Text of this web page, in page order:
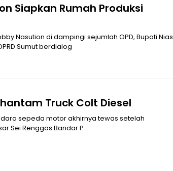
Siapkan Rumah Produksi
Nasution di dampingi sejumlah OPD, Bupati Nias
dan aggota DPRD Sumut berdialog
Arfandi Tewas pasca Dihantam Truck Colt Diesel
dihantam truck colt diesel di jalan besar Sei Renggas Bandar P